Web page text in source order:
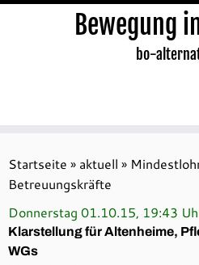
Inhalt
springen
Bewegung
bo-
Startseite » aktuell »
Betreuungskräfte
Donnerstag 01.10.15, 19:43
Klarstellung für Altenheime,
WGs